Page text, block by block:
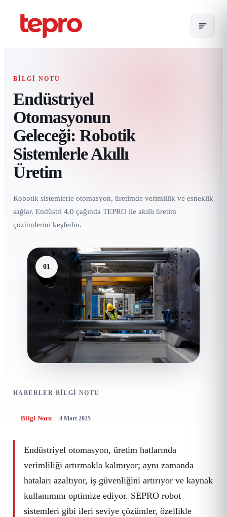
BILGI NOTU
Endüstriyel
Otomasyonun
Geleceği: Robotik
Sistemlerle Akıllı
Üretim
Robotik sistemlerle otomasyon, üretimde verimlilik ve esneklik
sağlar. Endüstri 4.0 çağında TEPRO ile akıllı üretim
çözümlerini keşfedin.
01
HABERLER BILGI NOTU
Bilgi Notu 4 Mart 2025
Endüstriyel otomasyon, üretim hatlarında
verimliliği artırmakla kalmıyor; aynı zamanda
hataları azaltıyor, iş güvenliğini artırıyor ve kaynak
kullanımını optimize ediyor. SEPRO robot
sistemleri gibi ileri seviye çözümler, özellikle